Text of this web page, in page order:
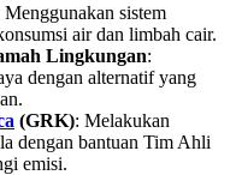
Menggunakan sistem
air dan limbah cair.
Lingkungan:
dengan alternatif yang
(GRK): Melakukan
dengan bantuan Tim Ahli
emisi.